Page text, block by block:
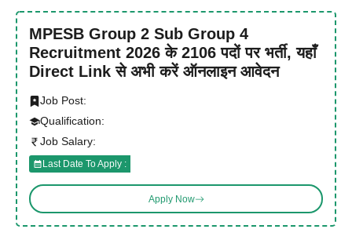
MPESB Group 2 Sub Group 4
Recruitment 2026 के 2106 पदों पर भर्ती, यहाँ
Direct Link से अभी करें ऑनलाइन आवेदन
Job Post:
Qualification:
Job Salary:
Last Date To Apply :
Apply Now